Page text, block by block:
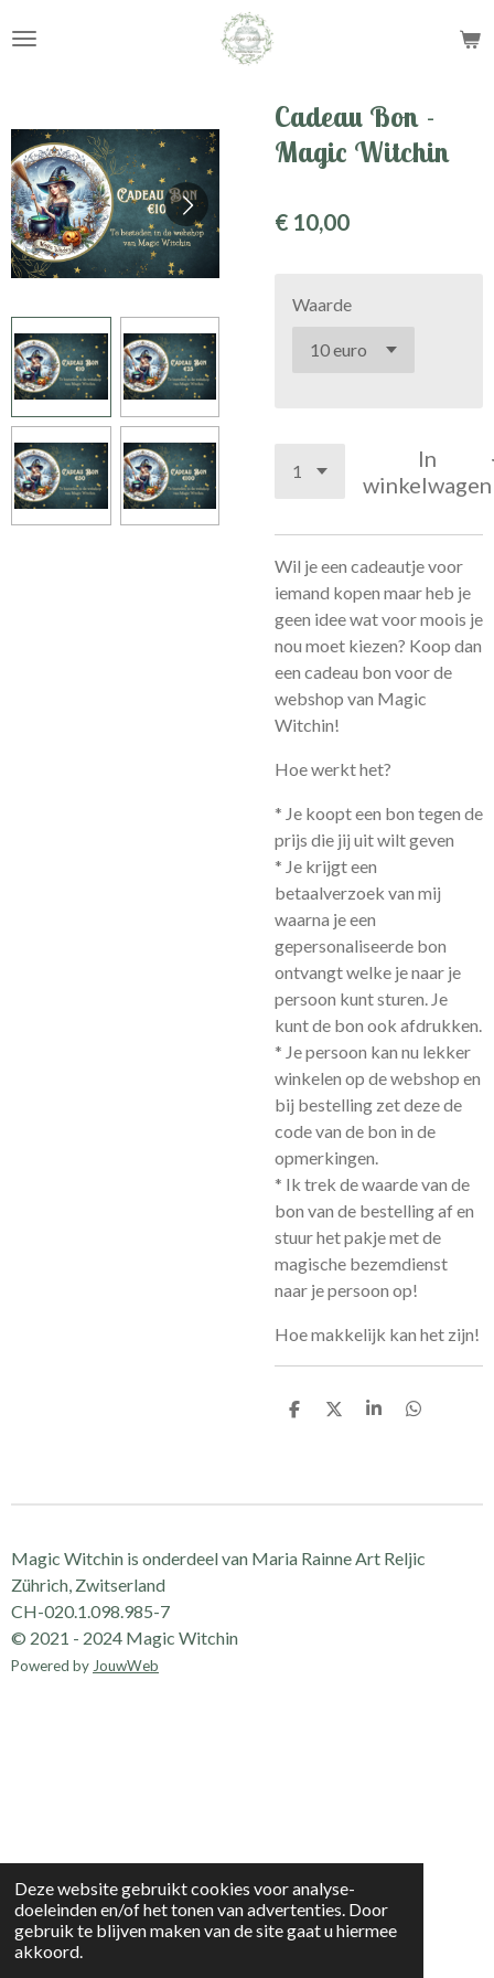
Deze website gebruikt cookies voor analyse-
doeleinden en/of het tonen van advertenties. Door
gebruik te blijven maken van de site gaat u hiermee
akkoord.
direct
hoofdinhoud
Cadeau Bon -
Magic Witchin
€ 10,00
Waarde
In
winkelwagen
Wil je een cadeautje voor
iemand kopen maar heb je
geen idee wat voor moois je
nou moet kiezen? Koop dan
een cadeau bon voor de
webshop van Magic
Witchin!
Hoe werkt het?
* Je koopt een bon tegen de
prijs die jij uit wilt geven
* Je krijgt een
betaalverzoek van mij
waarna je een
gepersonaliseerde bon
ontvangt welke je naar je
persoon kunt sturen. Je
kunt de bon ook afdrukken.
* Je persoon kan nu lekker
winkelen op de webshop en
bij bestelling zet deze de
code van de bon in de
opmerkingen.
* Ik trek de waarde van de
bon van de bestelling af en
stuur het pakje met de
magische bezemdienst
naar je persoon op!
Hoe makkelijk kan het zijn!
D
D
S
D
Magic Witchin is onderdeel van Maria Rainne Art Reljic
Zührich, Zwitserland
CH-020.1.098.985-7
© 2021 - 2024 Magic Witchin
Powered by JouwWeb